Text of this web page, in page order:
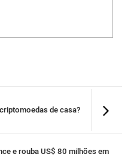
de casa?
e rouba US$ 80 milhões em